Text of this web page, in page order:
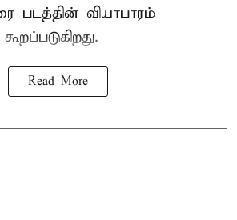
படத்தின் வியாபாரம்
Read More